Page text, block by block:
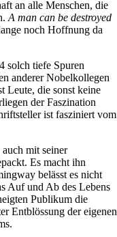
an alle Menschen, die
A man can be destroyed
noch Hoffnung da
solch tiefe Spuren
anderer Nobelkollegen
Leute, die sonst keine
der Faszination
ist fasziniert vom
mit seiner
Es macht ihn
belässt es nicht
Auf und Ab des Lebens
Publikum die
Entblössung der eigenen